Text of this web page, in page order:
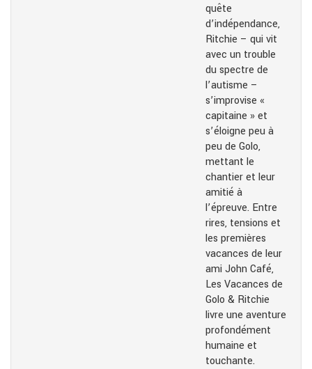
quête
d’indépendance,
Ritchie – qui vit
avec un trouble
du spectre de
l’autisme –
s’improvise «
capitaine » et
s’éloigne peu à
peu de Golo,
mettant le
chantier et leur
amitié à
l’épreuve. Entre
rires, tensions et
les premières
vacances de leur
ami John Café,
Les Vacances de
Golo & Ritchie
livre une aventure
profondément
humaine et
touchante.